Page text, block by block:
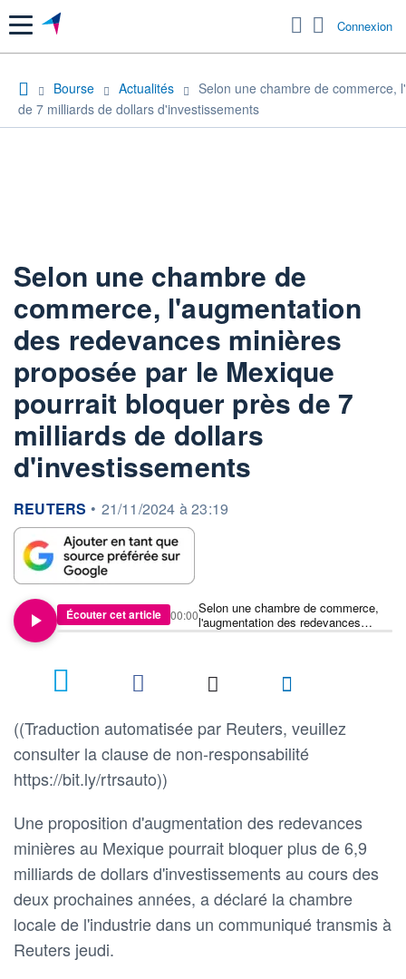
Menu Connexion
Bourse Actualités
Selon une chambre de commerce,
de 7 milliards de dollars d'investissements
Selon une chambre de
commerce, l'augmentation
des redevances minières
proposée par le Mexique
pourrait bloquer près de 7
milliards de dollars
d'investissements
information fournie par
REUTERS • 21/11/2024 à 23:19
Écouter cet article
Selon une chambre de commerce,
l'augmentation des redevances
minières proposée par le Mexique
00:00
((Traduction automatisée par Reuters, veuillez
consulter la clause de non-responsabilité
https://bit.ly/rtrsauto))
Une proposition d'augmentation des redevances
minières au Mexique pourrait bloquer plus de 6,9
milliards de dollars d'investissements au cours des
deux prochaines années, a déclaré la chambre
locale de l'industrie dans un communiqué transmis à
Reuters jeudi.